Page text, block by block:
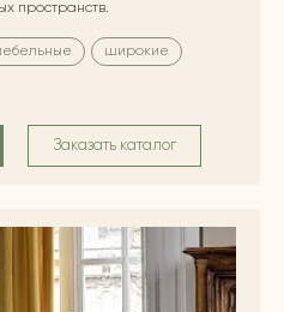
пространств.
широкие
Заказать каталог